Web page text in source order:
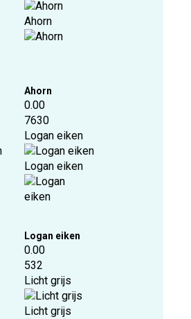
Ahorn
Ahorn
0.00
7630
Logan eiken
Logan eiken
Logan eiken
0.00
532
Licht grijs
Licht grijs